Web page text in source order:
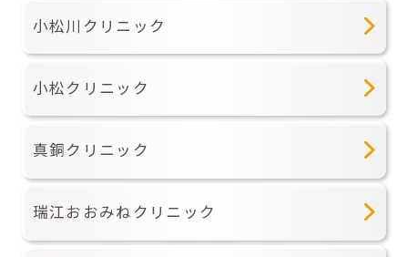
小松川クリニック
小松クリニック
真銅クリニック
瑞江おおみねクリニック